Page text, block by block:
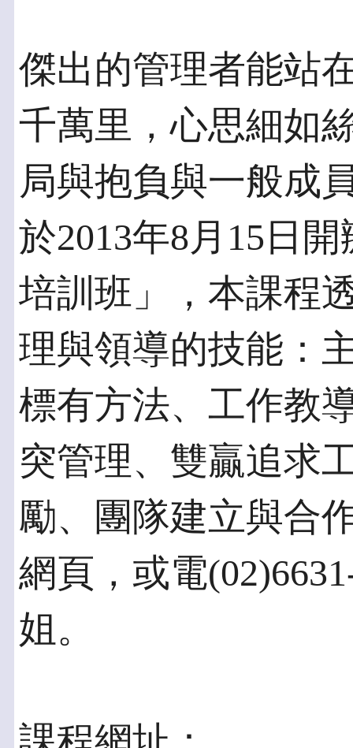
傑出的管理者能站
千萬里，心思細如
局與抱負與一般成
於2013年8月15日
培訓班」，本課程
理與領導的技能：
標有方法、工作教
突管理、雙贏追求
勵、團隊建立與合
網頁，或電
姐。